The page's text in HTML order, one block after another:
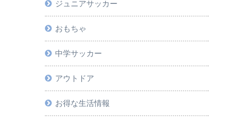
ジュニアサッカー
おもちゃ
中学サッカー
アウトドア
お得な生活情報